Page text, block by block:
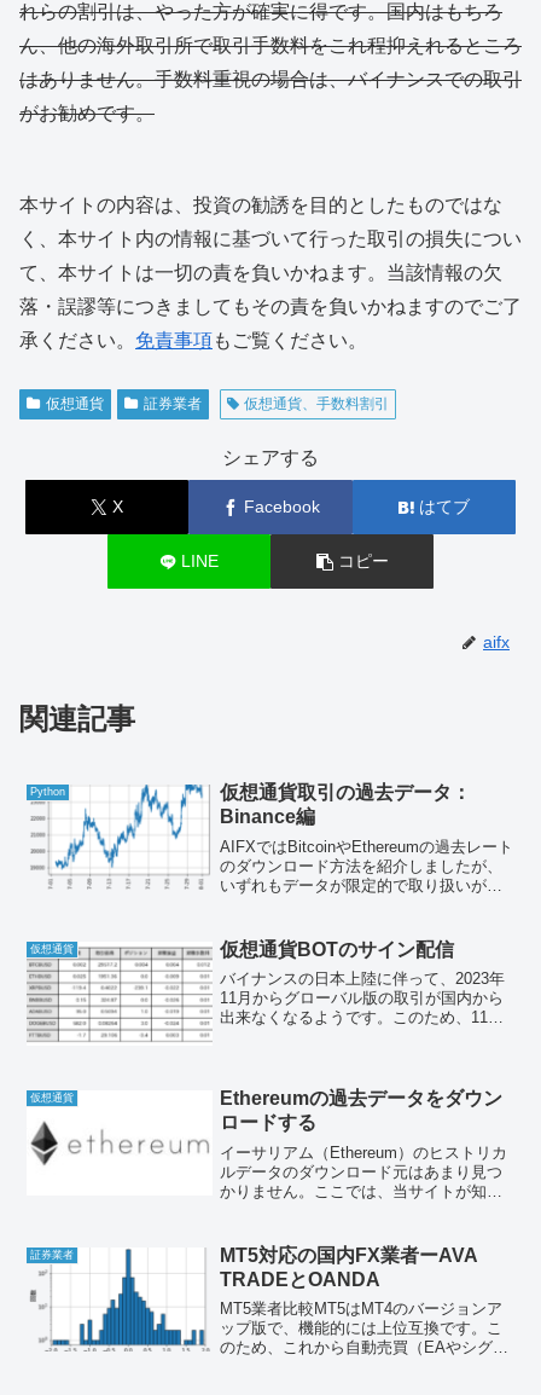
れらの割引は、やった方が確実に得です。国内はもちろ
ん、他の海外取引所で取引手数料をこれ程抑えれるところ
はありません。手数料重視の場合は、バイナンスでの取引
がお勧めです。
本サイトの内容は、投資の勧誘を目的としたものではな
く、本サイト内の情報に基づいて行った取引の損失につい
て、本サイトは一切の責を負いかねます。当該情報の欠
落・誤謬等につきましてもその責を負いかねますのでご了
承ください。 免責事項もご覧ください。
仮想通貨 証券業者 仮想通貨、手数料割引
シェアする
X Facebook はてブ
LINE コピー
aifx
関連記事
Python
仮想通貨取引の過去データ：
Binance編
AIFXではBitcoinやEthereumの過去レート
のダウンロード方法を紹介しましたが、
いずれもデータが限定的で取り扱いが難
のデータが提供され、(ほぼ)完全...
仮想通貨 仮想通貨BOTのサイン配信
バイナンスの日本上陸に伴って、2023年
11月からグローバル版の取引が国内から
出来なくなるようです。このため、11月
た。この...
仮想通貨
Ethereumの過去データをダウン
ロードする
イーサリアム（Ethereum）のヒストリカ
ルデータのダウンロード元はあまり見つ
かりません。ここでは、当サイトが知る
機械学習のコンペを開催するKaggle...
証券業者
MT5対応の国内FX業者ーAVA
TRADEとOANDA
MT5業者比較MT5はMT4のバージョンア
ップ版で、機能的には上位互換です。こ
のため、これから自動売買（EAやシグナ